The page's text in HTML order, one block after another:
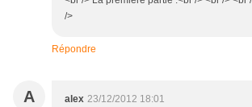
/>
Répondre
A alex 23/12/2012 18:01